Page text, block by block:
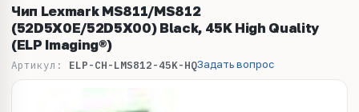
Чип Lexmark MS811/MS812
(52D5X0E/52D5X00) Black, 45K High Quality
(ELP Imaging®)
Артикул: ELP-CH-LMS812-45K-HQЗадать вопрос